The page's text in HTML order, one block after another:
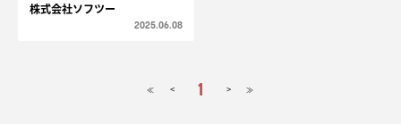
株式会社ソフツー
2025.06.08
≪ < 1 > ≫